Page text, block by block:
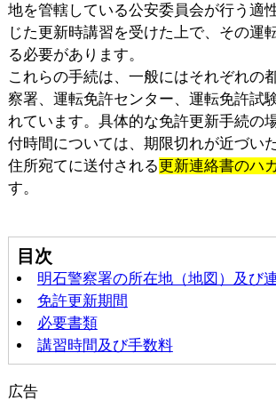
地を管轄している公安委員会が行う適
じた更新時講習を受けた上で、その運
る必要があります。
これらの手続は、一般にはそれぞれの
察署、運転免許センター、運転免許試
れています。具体的な免許更新手続の
付時間については、期限切れが近づい
住所宛てに送付される更新連絡書のハ
す。
目次
明石警察署の所在地（地図）及び
免許更新期間
必要書類
講習時間及び手数料
広告